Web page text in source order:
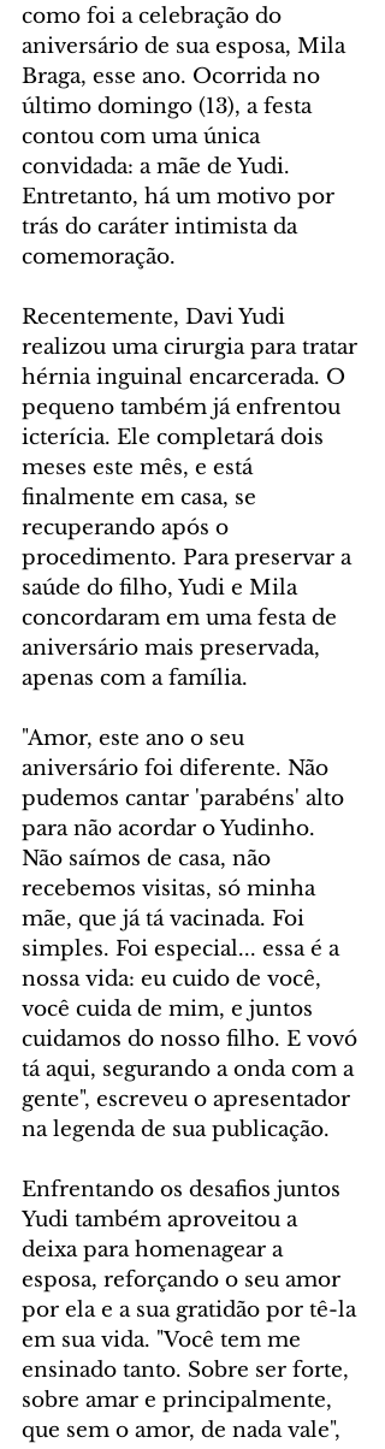
como foi a celebração do
aniversário de sua esposa, Mila
Braga, esse ano. Ocorrida no
último domingo (13), a festa
contou com uma única
convidada: a mãe de Yudi.
Entretanto, há um motivo por
trás do caráter intimista da
comemoração.
Recentemente, Davi Yudi
realizou uma cirurgia para tratar
hérnia inguinal encarcerada. O
pequeno também já enfrentou
icterícia. Ele completará dois
meses este mês, e está
finalmente em casa, se
recuperando após o
procedimento. Para preservar a
saúde do filho, Yudi e Mila
concordaram em uma festa de
aniversário mais preservada,
apenas com a família.
"Amor, este ano o seu
aniversário foi diferente. Não
pudemos cantar 'parabéns' alto
para não acordar o Yudinho.
Não saímos de casa, não
recebemos visitas, só minha
mãe, que já tá vacinada. Foi
simples. Foi especial... essa é a
nossa vida: eu cuido de você,
você cuida de mim, e juntos
cuidamos do nosso filho. E vovó
tá aqui, segurando a onda com a
gente", escreveu o apresentador
na legenda de sua publicação.
Enfrentando os desafios juntos
Yudi também aproveitou a
deixa para homenagear a
esposa, reforçando o seu amor
por ela e a sua gratidão por tê-la
em sua vida. "Você tem me
ensinado tanto. Sobre ser forte,
sobre amar e principalmente,
que sem o amor, de nada vale",